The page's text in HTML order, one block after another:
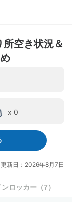
所空き状況＆
x 0
新日：2026年8月7日
ンロッカー （7）